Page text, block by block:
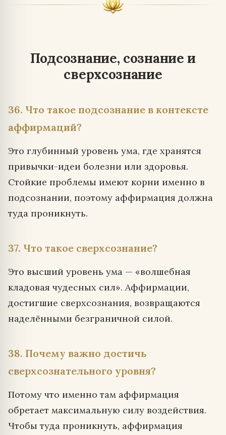
Подсознание, сознание и
сверхсознание
36. Что такое подсознание в контексте
аффирмаций?
Это глубинный уровень ума, где хранятся
привычки-идеи болезни или здоровья.
Стойкие проблемы имеют корни именно в
подсознании, поэтому аффирмация должна
туда проникнуть.
37. Что такое сверхсознание?
Это высший уровень ума — «волшебная
кладовая чудесных сил». Аффирмации,
достигшие сверхсознания, возвращаются
наделёнными безграничной силой.
38. Почему важно достичь
сверхсознательного уровня?
Потому что именно там аффирмация
обретает максимальную силу воздействия.
Чтобы туда проникнуть, аффирмация